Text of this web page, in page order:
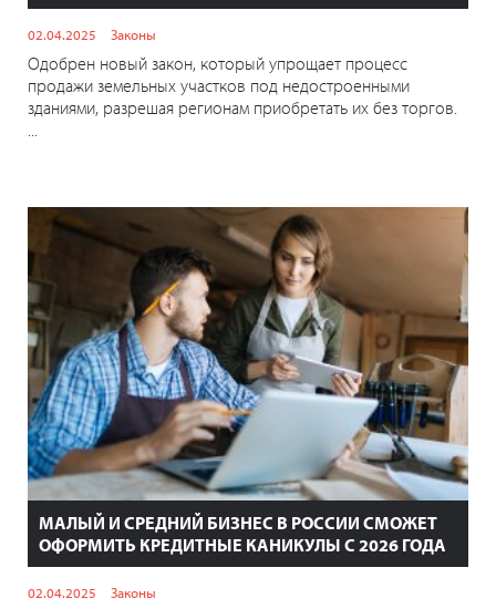
02.04.2025 Законы
Одобрен новый закон, который упрощает процесс
продажи земельных участков под недостроенными
зданиями, разрешая регионам приобретать их без торгов.
...
МАЛЫЙ И СРЕДНИЙ БИЗНЕС В РОССИИ СМОЖЕТ
ОФОРМИТЬ КРЕДИТНЫЕ КАНИКУЛЫ С 2026 ГОДА
02.04.2025 Законы